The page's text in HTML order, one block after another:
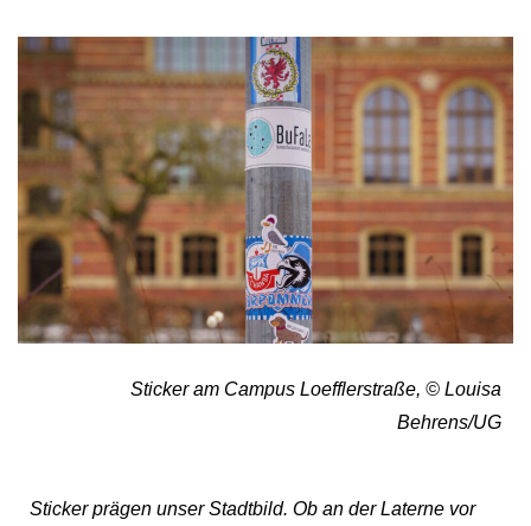
Sticker am Campus Loefflerstraße, © Louisa
Behrens/UG
Sticker prägen unser Stadtbild. Ob an der Laterne vor